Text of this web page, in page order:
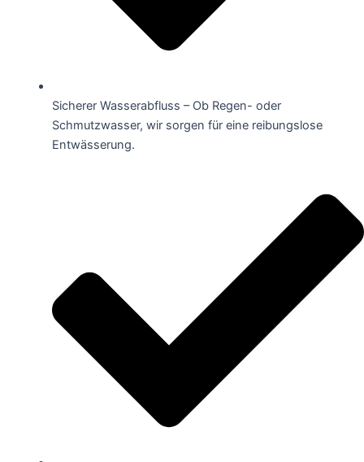
Sicherer Wasserabfluss – Ob Regen- oder
Schmutzwasser, wir sorgen für eine reibungslose
Entwässerung.